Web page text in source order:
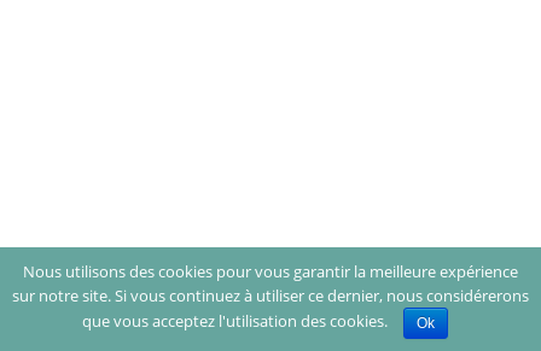
Nous utilisons des cookies pour vous garantir la meilleure expérience
sur notre site. Si vous continuez à utiliser ce dernier, nous considérerons
que vous acceptez l'utilisation des cookies.
Ok